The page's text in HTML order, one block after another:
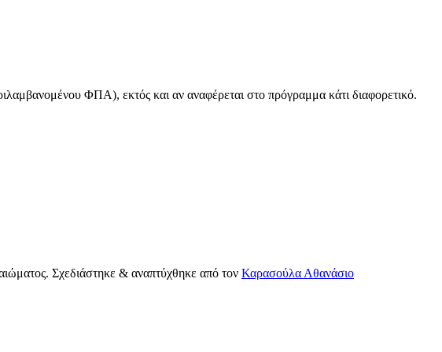
ΦΠΑ), εκτός και αν αναφέρεται στο πρόγραμμα κάτι διαφορετικό.
Σχεδιάστηκε & αναπτύχθηκε από τον Καρασούλα Αθανάσιο